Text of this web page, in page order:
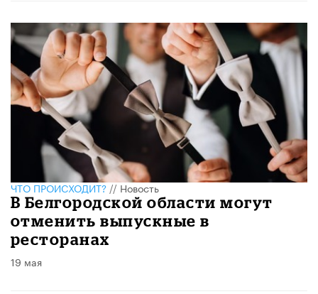
ЧТО ПРОИСХОДИТ?//Новость
В Белгородской области могут
отменить выпускные в
ресторанах
19 мая